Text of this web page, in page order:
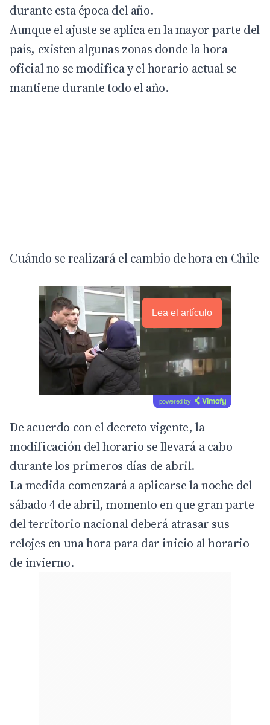
durante esta época del año.
Aunque el ajuste se aplica en la mayor parte del
país, existen algunas zonas donde la hora
oficial no se modifica y el horario actual se
mantiene durante todo el año.
Cuándo se realizará el cambio de hora en Chile
Lea el artículo
powered by
De acuerdo con eldecreto vigente, la
modificación del horario se llevará a cabo
durante los primeros días de abril.
La medida comenzará a aplicarse la noche del
sábado 4 de abril, momento en que gran parte
del territorio nacional deberá atrasar sus
relojes en una hora para dar inicio al horario
de invierno.